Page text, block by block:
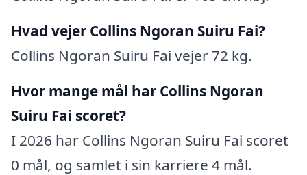
Hvad vejer Collins Ngoran Suiru Fai?
Collins Ngoran Suiru Fai vejer 72 kg.
Hvor mange mål har Collins Ngoran
Suiru Fai scoret?
I 2026 har Collins Ngoran Suiru Fai scoret
0 mål, og samlet i sin karriere 4 mål.